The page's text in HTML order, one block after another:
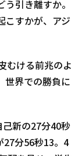
引き離すか。
こすかが、アジ
むける前兆のよ
世界での勝負に
己新の27分40秒
27分56秒13。4